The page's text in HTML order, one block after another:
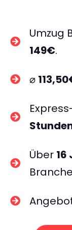
Umzug
149€.
⌀
Über 16